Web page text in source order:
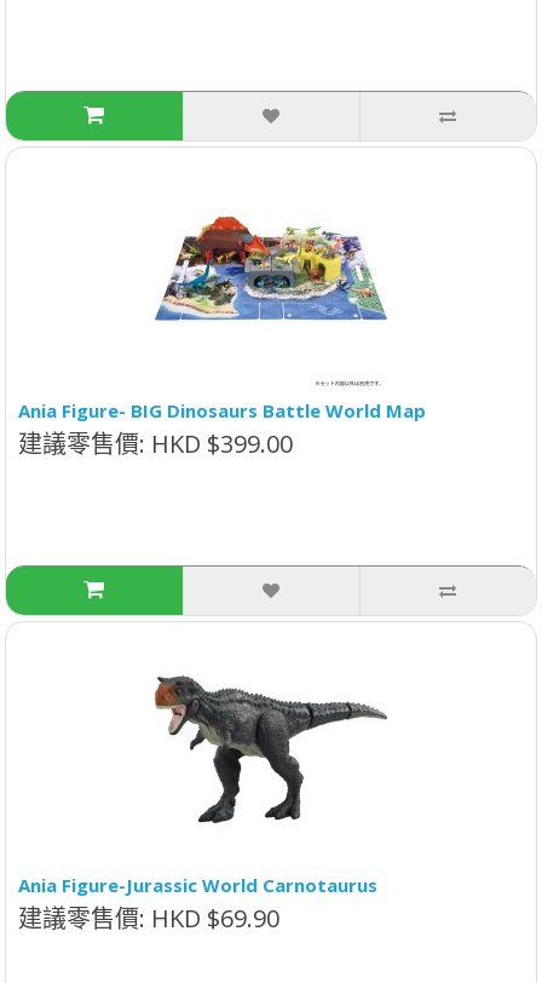
Ania Figure- BIG Dinosaurs Battle World Map
建議零售價: HKD $399.00
Ania Figure-Jurassic World Carnotaurus
建議零售價: HKD $69.90